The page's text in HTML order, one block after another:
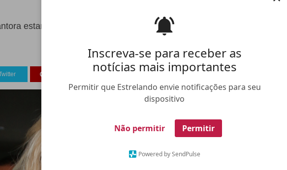
Inscreva-se para receber as
notícias mais importantes
Permitir que Estrelando envie notificações para seu
dispositivo
Não permitir Permitir
Powered by SendPulse
estaria debilitada ao nível de ter virado um risco a si
ANUNCIE NO ESTRELANDO TRABALHE NO
reservados